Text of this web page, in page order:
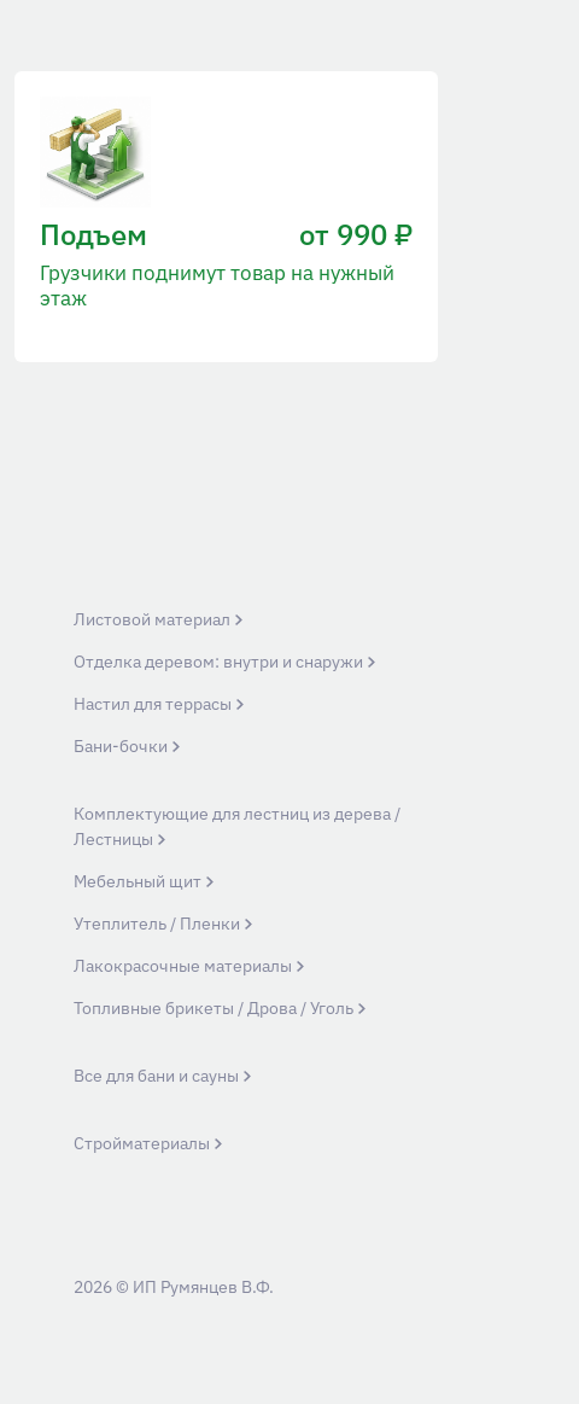
Подъем от 990 ₽
Грузчики поднимут товар на нужный
этаж
Листовой материал
Отделка деревом: внутри и снаружи
Настил для террасы
Бани-бочки
Комплектующие для лестниц из дерева /
Лестницы
Мебельный щит
Утеплитель / Пленки
Лакокрасочные материалы
Топливные брикеты / Дрова / Уголь
Все для бани и сауны
Стройматериалы
2026 © ИП Румянцев В.Ф.